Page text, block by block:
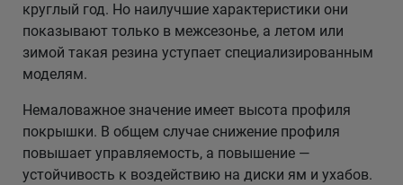
круглый год. Но наилучшие характеристики они
показывают только в межсезонье, а летом или
зимой такая резина уступает специализированным
моделям.
Немаловажное значение имеет высота профиля
покрышки. В общем случае снижение профиля
повышает управляемость, а повышение —
устойчивость к воздействию на диски ям и ухабов.